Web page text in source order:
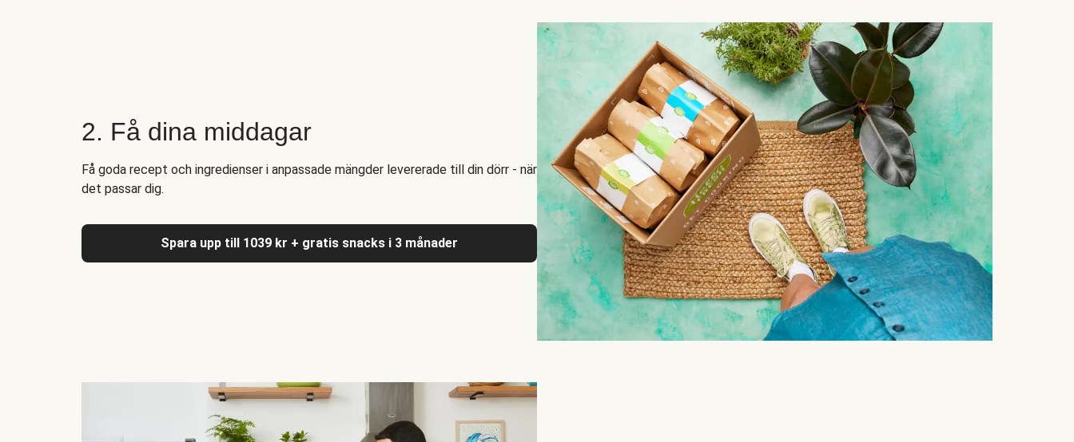
2. Få dina middagar
Få goda recept och ingredienser i anpassade mängder levererade till din dörr - när
det passar dig.
Spara upp till 1039 kr + gratis snacks i 3 månader